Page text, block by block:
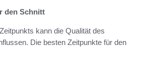
den Schnitt
kann die Qualität des
Die besten Zeitpunkte für den